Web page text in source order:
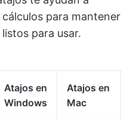
para mantener
para usar.
Atajos en
Windows
Atajos en
Mac